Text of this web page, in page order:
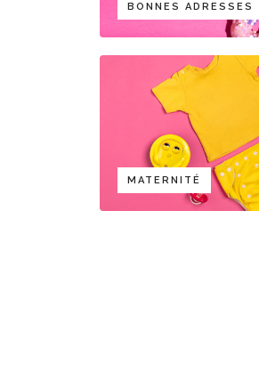
BONNES ADRESSES
MATERNITÉ